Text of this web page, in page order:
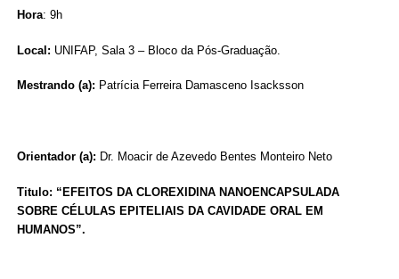
Hora: 9h
Local: UNIFAP, Sala 3 – Bloco da Pós-Graduação.
Mestrando (a): Patrícia Ferreira Damasceno Isacksson
Orientador (a): Dr. Moacir de Azevedo Bentes Monteiro Neto
Titulo: “EFEITOS DA CLOREXIDINA NANOENCAPSULADA
SOBRE CÉLULAS EPITELIAIS DA CAVIDADE ORAL EM
HUMANOS”.